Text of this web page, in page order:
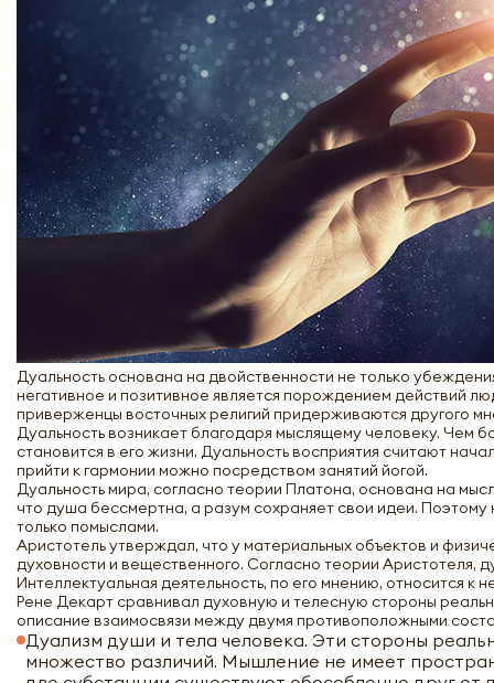
Дуальность основана на двойственности не только
негативное и позитивное является порождением действий
приверженцы восточных религий придерживаются другого
Дуальность возникает благодаря мыслящему человеку. Чем
становится в его жизни. Дуальность восприятия считают
прийти к гармонии можно посредством занятий йогой.
Дуальность мира, согласно теории Платона, основана на
что душа бессмертна, а разум сохраняет свои идеи.
только помыслами.
Аристотель утверждал, что у материальных объектов и
духовности и вещественного. Согласно теории Аристотеля,
Интеллектуальная деятельность, по его мнению, относится к
Рене Декарт сравнивал духовную и телесную стороны
описание взаимосвязи между двумя противоположными
Дуализм души и тела человека. Эти стороны
множество различий. Мышление не имеет